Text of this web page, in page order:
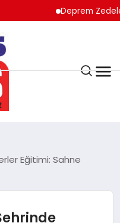
Deprem Zedeler için
Eğitimi: Sahne